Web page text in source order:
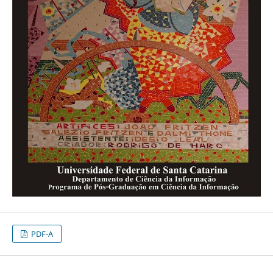
PDF-A